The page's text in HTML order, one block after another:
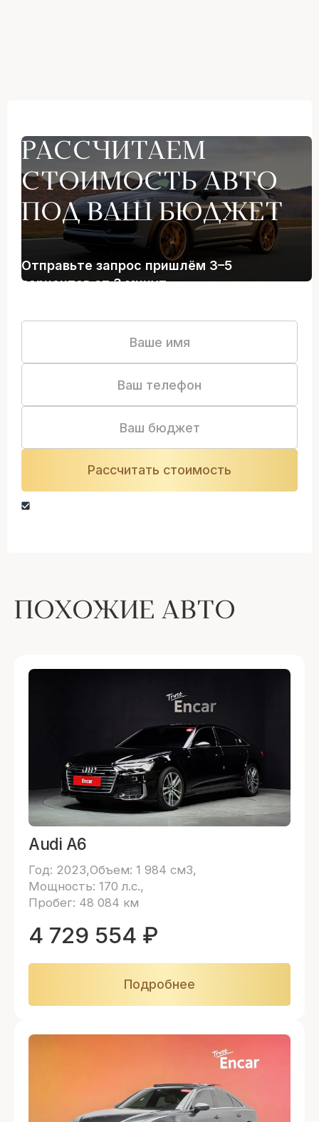
РАССЧИТАЕМ
СТОИМОСТЬ АВТО
ПОД ВАШ БЮДЖЕТ
Отправьте запрос пришлём 3–5
вариантов от 3 минут
ПОХОЖИЕ АВТО
Audi A6
Год: 2023 Объем: 1 984 см3
Мощность: 170 л.с.
Пробег: 48 084 км
4 729 554 ₽
Подробнее